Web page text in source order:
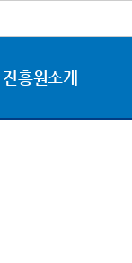
진흥원소개